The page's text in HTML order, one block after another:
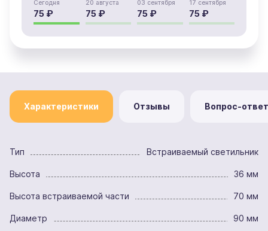
Сегодня
75 ₽
20 августа
75 ₽
03 сентября
75 ₽
17 сентября
75 ₽
Характеристики Отзывы Вопрос-ответ
Тип Встраиваемый светильник
Высота 36 мм
Высота встраиваемой части 70 мм
Диаметр 90 мм